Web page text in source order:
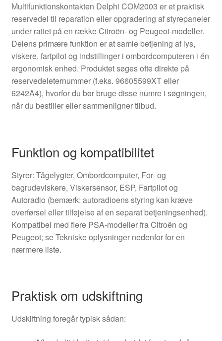
Multifunktionskontakten Delphi COM2003 er et praktisk
reservedel til reparation eller opgradering af styrepaneler
under rattet på en række Citroën- og Peugeot-modeller.
Delens primære funktion er at samle betjening af lys,
viskere, fartpilot og indstillinger i ombordcomputeren i én
ergonomisk enhed. Produktet søges ofte direkte på
reservedeleternummer (f.eks. 96605599XT eller
6242A4), hvorfor du bør bruge disse numre i søgningen,
når du bestiller eller sammenligner tilbud.
Funktion og kompatibilitet
Styrer: Tågelygter, Ombordcomputer, For- og
bagrudeviskere, Viskersensor, ESP, Fartpilot og
Autoradio (bemærk: autoradioens styring kan kræve
overførsel eller tilføjelse af en separat betjeningsenhed).
Kompatibel med flere PSA-modeller fra Citroën og
Peugeot; se Tekniske oplysninger nedenfor for en
nærmere liste.
Praktisk om udskiftning
Udskiftning foregår typisk sådan: